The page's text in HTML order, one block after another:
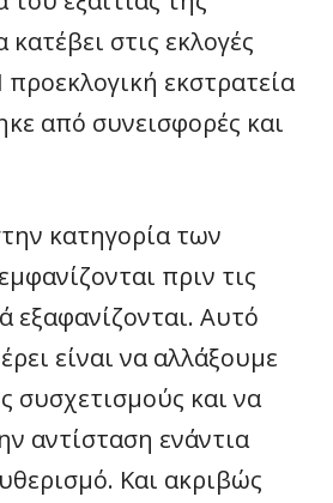
στις εκλογές
εκστρατεία
από συνεισφορές και
κατηγορία των
πριν τις
εξαφανίζονται. Αυτό
είναι να αλλάξουμε
συσχετισμούς και να
αντίσταση ενάντια
Και ακριβώς